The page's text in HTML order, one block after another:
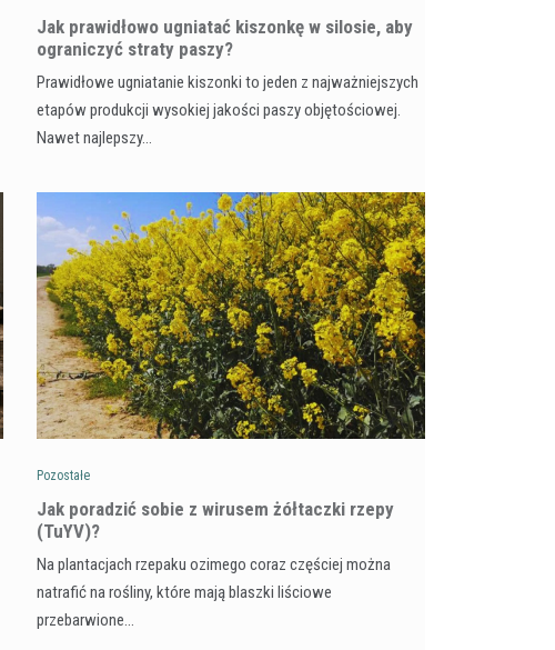
Jak prawidłowo ugniatać kiszonkę w silosie, aby
ograniczyć straty paszy?
Prawidłowe ugniatanie kiszonki to jeden z najważniejszych
etapów produkcji wysokiej jakości paszy objętościowej.
Nawet najlepszy…
Pozostałe
​Jak poradzić sobie z wirusem żółtaczki rzepy
(TuYV)?
Na plantacjach rzepaku ozimego coraz częściej można
natrafić na rośliny, które mają blaszki liściowe
przebarwione…